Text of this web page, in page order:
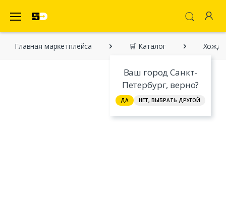
Ваш город Санкт-
Петербург, верно?
ДА НЕТ, ВЫБРАТЬ ДРУГОЙ
Главная марĸетплейса 🛒 Каталог